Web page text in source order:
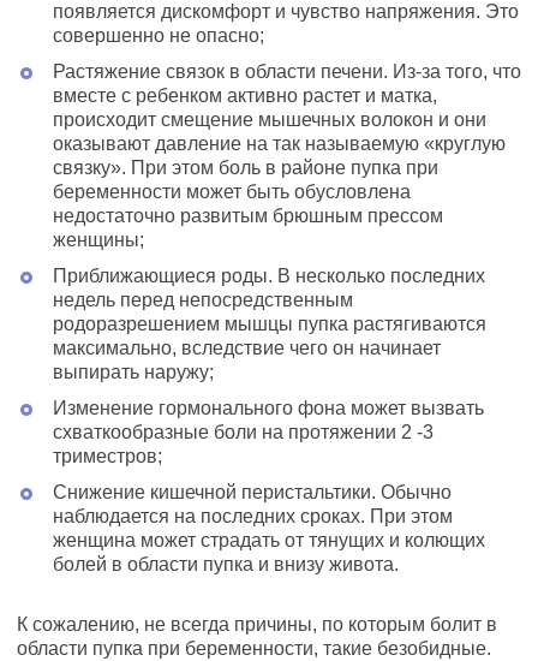
появляется дискомфорт и чувство напряжения. Это
совершенно не опасно;
Растяжение связок в области печени. Из-за того, что
вместе с ребенком активно растет и матка,
происходит смещение мышечных волокон и они
оказывают давление на так называемую «круглую
связку». При этом боль в районе пупка при
беременности может быть обусловлена
недостаточно развитым брюшным прессом
женщины;
Приближающиеся роды. В несколько последних
недель перед непосредственным
родоразрешением мышцы пупка растягиваются
максимально, вследствие чего он начинает
выпирать наружу;
Изменение гормонального фона может вызвать
схваткообразные боли на протяжении 2 -3
триместров;
Снижение кишечной перистальтики. Обычно
наблюдается на последних сроках. При этом
женщина может страдать от тянущих и колющих
болей в области пупка и внизу живота.
К сожалению, не всегда причины, по которым болит в
области пупка при беременности, такие безобидные.